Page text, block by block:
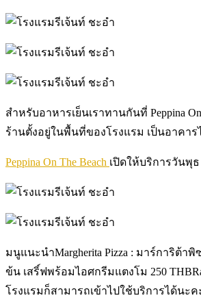
สำหรับอาหารเย็นเราทานกันที่ Peppina
ร้านตั้งอยู่ในพื้นที่ของโรงแรม เป็นอาคาร
Peppina On The Beach เปิดให้บริการวันพุธ
มนูแนะนำMargherita Pizza : มาร์การิต้าพิ
ข้น เสริ์ฟพร้อมไอศกรีมแตงโม 250
โรงแรมก็สามารถเข้าไปใช้บริการได้นะค